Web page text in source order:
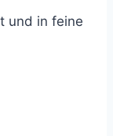
und in feine